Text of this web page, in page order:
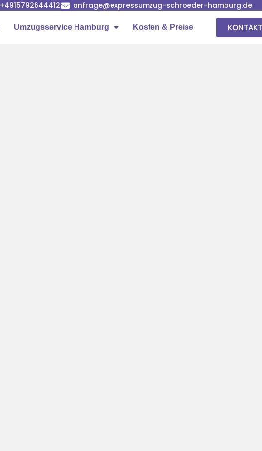
+4915792644412 anfrage@expressumzug-schroeder-hamburg.de
Umzugsservice Hamburg Kosten & Preise KONTAKT